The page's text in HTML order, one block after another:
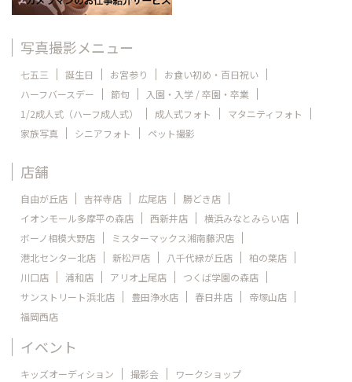
写真撮影メニュー
七五三 誕生日 お宮参り
お食い初め・百日祝い
ハーフバースデー
節句
入園・入学 / 卒園・卒業
1/2成人式（ハーフ成人式）
成人式フォト
マタニティフォト
家族写真
シニアフォト ペット撮影
店舗
自由が丘店 吉祥寺店 広尾店
勝どき店
イオンモール多摩平の森店
西新井店
横浜みなとみらい店
ボーノ相模大野店
ミスターマックス湘南藤沢店
港北センター北店
新松戸店 八千代緑が丘店
柏の葉店
川口店
浦和店 アリオ上尾店
つくば学園の森店
サンストリート浜北店
豊田浄水店 春日井店
帝塚山店
福岡西店
イベント
キッズオーディション 撮影会 ワークショップ